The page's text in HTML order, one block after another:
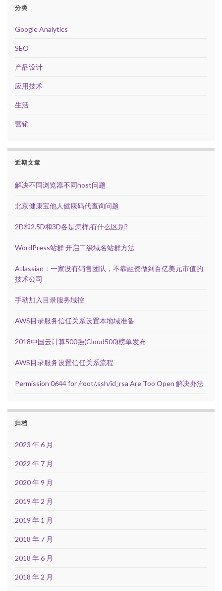
分类
Google Analytics
SEO
产品设计
应用技术
生活
营销
近期文章
解决不同浏览器不同host问题
北京健康宝他人健康码代查询问题
2D和2.5D和3D各是怎样,有什么区别?
WordPress站群 开启二级域名站群方法
Atlassian：一家没有销售团队，不靠融资做到百亿美元市值的
技术公司
手动加入目录服务域控
AWS目录服务信任关系设置本地域准备
2018中国云计算500强(Cloud500)榜单发布
AWS目录服务设置信任关系流程
Permission 0644 for /root/.ssh/id_rsa Are Too Open 解决办法
归档
2023 年 6 月
2022 年 7 月
2020 年 9 月
2019 年 2 月
2019 年 1 月
2018 年 7 月
2018 年 6 月
2018 年 2 月